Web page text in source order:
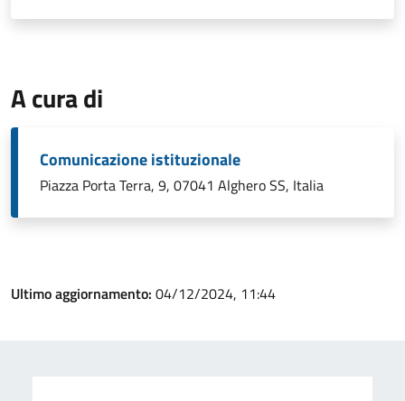
A cura di
Comunicazione istituzionale
Piazza Porta Terra, 9, 07041 Alghero SS, Italia
Ultimo aggiornamento: 04/12/2024, 11:44